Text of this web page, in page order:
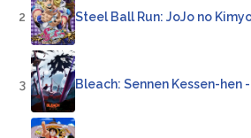
2 Steel Ball Run: JoJo no
3 Bleach: Sennen Kessen-hen